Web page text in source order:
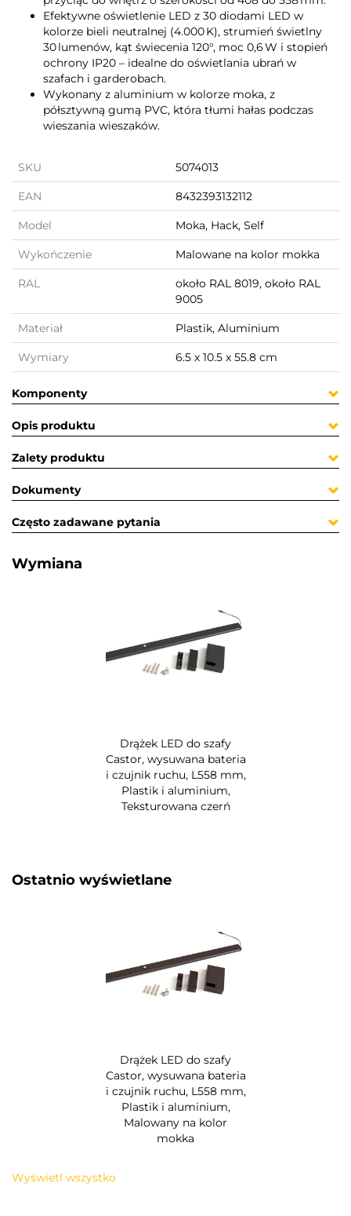
Efektywne oświetlenie LED z 30 diodami LED w
kolorze bieli neutralnej (4.000 K), strumień świetlny
30 lumenów, kąt świecenia 120°, moc 0,6 W i stopień
ochrony IP20 – idealne do oświetlania ubrań w
szafach i garderobach.
Wykonany z aluminium w kolorze moka, z
półsztywną gumą PVC, która tłumi hałas podczas
wieszania wieszaków.
SKU 5074013
EAN 8432393132112
Model Moka, Hack, Self
Wykończenie Malowane na kolor mokka
RAL
około RAL 8019, około RAL
9005
Materiał Plastik, Aluminium
Wymiary 6.5 x 10.5 x 55.8 cm
Komponenty
Opis produktu
Zalety produktu
Dokumenty
Często zadawane pytania
Wymiana
Drążek LED do szafy
Castor, wysuwana bateria
i czujnik ruchu, L558 mm,
Plastik i aluminium,
Teksturowana czerń
Ostatnio wyświetlane​
Drążek LED do szafy
Castor, wysuwana bateria
i czujnik ruchu, L558 mm,
Plastik i aluminium,
Malowany na kolor
mokka
Wyświetl wszystko